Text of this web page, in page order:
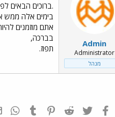
ם
ב
ת
ר
י
ך
Admin
Administrator
מנהל
.ברוכים הבאים
בימים אלה ממש
אתם מוזמנים
בברכה,
תפוז.
פייסבוק Twitter
Reddit
Pinterest
Tumblr